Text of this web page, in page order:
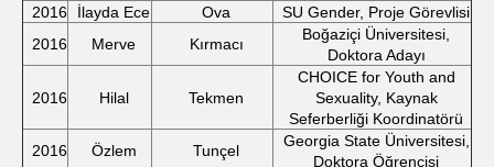
2016
İlayda Ece Ova
SU Gender, Proje Görevlisi
2016
Merve Kırmacı
Boğaziçi Üniversitesi,
Doktora Adayı
2016 Hilal Tekmen
CHOICE for Youth and
Sexuality, Kaynak
Seferberliği Koordinatörü
2016
Özlem Tunçel
Georgia State Üniversitesi,
Doktora Öğrencisi